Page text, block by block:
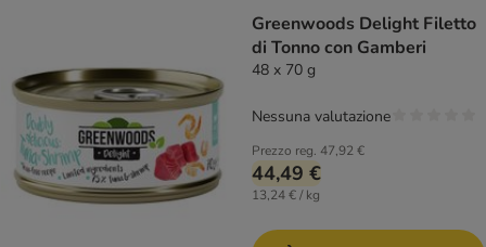
Greenwoods Delight Filetto
di Tonno con Gamberi
48 x 70 g
Prezzo reg. 47,92 €
44,49 €
13,24 € / kg
Nessuna valutazione